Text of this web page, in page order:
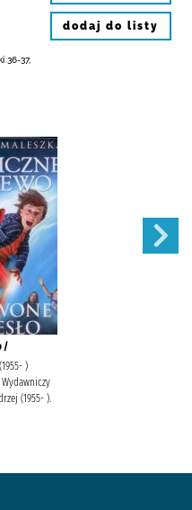
36-37,
dodaj do listy
/
)
(1955- ).